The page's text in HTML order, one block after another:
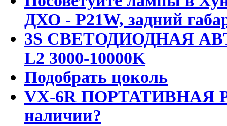
ДХО - P21W, задний
3S СВЕТОДИОДНАЯ
L2 3000-10000K
Подобрать цоколь
VX-6R ПОРТАТИВНАЯ
наличии?